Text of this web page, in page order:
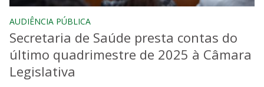
AUDIÊNCIA PÚBLICA
Secretaria de Saúde presta contas do
último quadrimestre de 2025 à Câmara
Legislativa